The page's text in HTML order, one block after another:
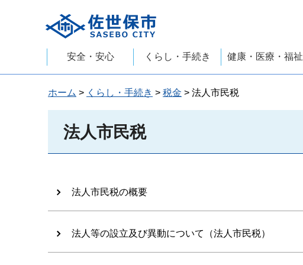
佐世保市
安全・安心 くらし・手続き 健康・医療・福祉
ホーム > くらし・手続き > 税金 > 法人市民税
法人市民税
法人市民税の概要
法人等の設立及び異動について（法人市民税）